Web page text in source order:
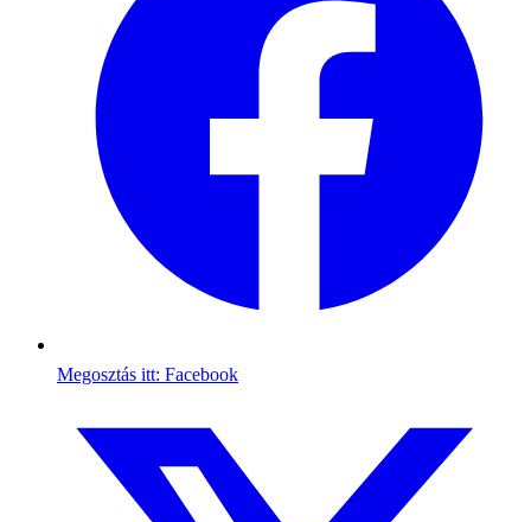
Megosztás itt: Facebook